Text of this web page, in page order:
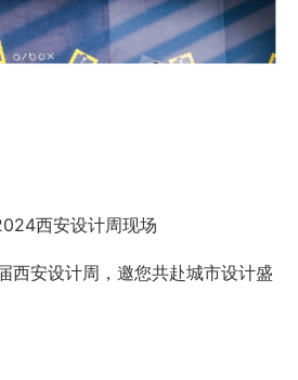
西安设计周现场
西安设计周，邀您共赴城市设计盛